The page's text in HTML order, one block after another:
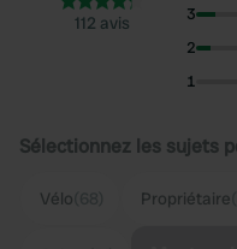
112 avis
3
2
1
Sélectionnez les sujets
Vélo Propriétaire